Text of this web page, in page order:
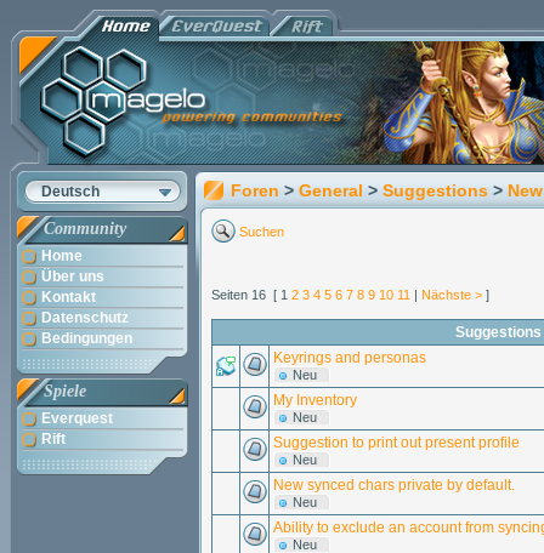
Deutsch
Community
Home
Über uns
Kontakt
Datenschutz
Bedingungen
Spiele
Everquest
Rift
Foren > General > Suggestions > New
Suchen
Seiten 16 [ 1 2 3 4 5 6 7 8 9 10 11 | Nächste > ]
Suggestions
Keyrings and personas
Neu
My Inventory
Neu
Suggestion to print out present profile
Neu
New synced chars private by default.
Neu
Ability to exclude an account from
Neu